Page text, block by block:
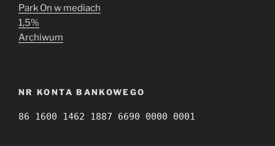
Park On w mediach
1,5%
Archiwum
NR KONTA BANKOWEGO
86 1600 1462 1887 6690 0000 0001